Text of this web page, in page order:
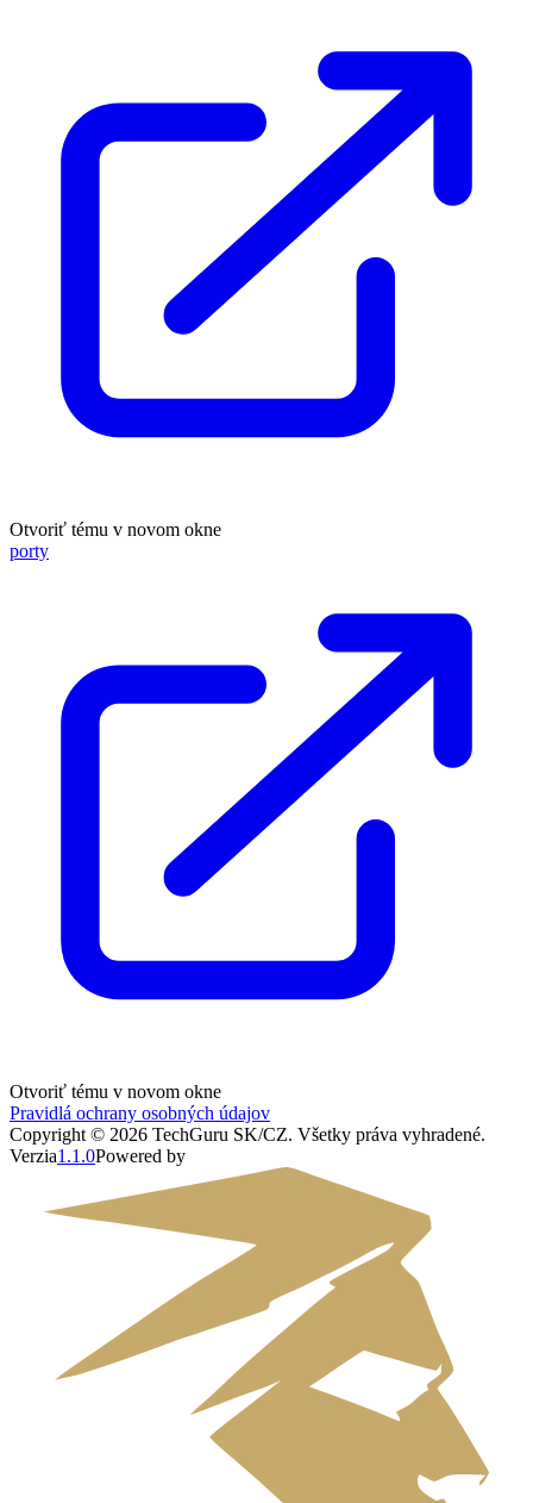
Otvoriť tému v novom okne
porty
Otvoriť tému v novom okne
Pravidlá ochrany osobných údajov
Copyright © 2026 TechGuru SK/CZ. Všetky práva vyhradené.
Verzia1.1.0Powered by